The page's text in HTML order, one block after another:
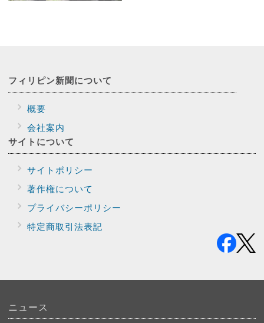
フィリピン新聞について
概要
会社案内
サイトについて
サイトポリシー
著作権について
プライバシーポリシー
特定商取引法表記
ニュース